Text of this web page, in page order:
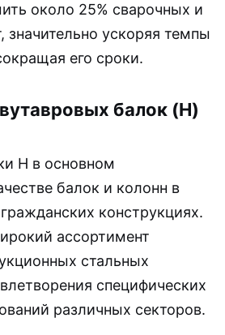
около 25% сварочных и
значительно ускоряя темпы
его сроки.
балок (H)
H в основном
балок и колонн в
конструкциях.
ассортимент
стальных
специфических
различных секторов.